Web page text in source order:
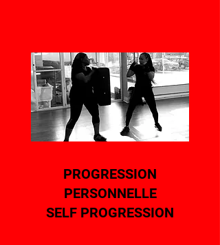
PROGRESSION
PERSONNELLE
SELF PROGRESSION